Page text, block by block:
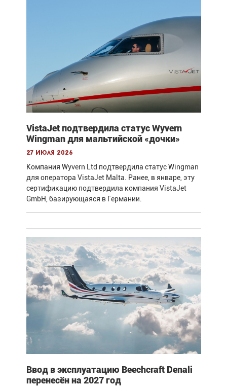
VistaJet подтвердила статус Wyvern
Wingman для мальтийской «дочки»
27 июля 2026
Компания Wyvern Ltd подтвердила статус Wingman
для оператора VistaJet Malta. Ранее, в январе, эту
сертификацию подтвердила компания VistaJet
GmbH, базирующаяся в Германии.
Ввод в эксплуатацию Beechcraft Denali
перенесён на 2027 год